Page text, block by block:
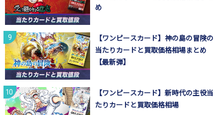
め
【ワンピースカード】神の島の冒険の
当たりカードと買取価格相場まとめ
【最新弾】
【ワンピースカード】新時代の主役当
たりカードと買取価格相場